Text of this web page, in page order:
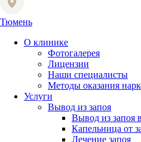
Тюмень
О клинике
Фотогалерея
Лицензии
Наши специалисты
Методы оказания
Услуги
Вывод из запоя
Вывод из запоя
Капельница от
Лечение запоя